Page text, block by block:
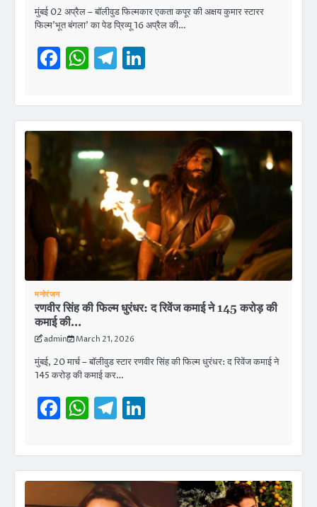
मुंबई 02 अप्रैल – बॉलीवुड फिल्मकार एकता कपूर की अक्षय कुमार स्टारर
फिल्म’भूत बंगला’ का पेड प्रिव्यू 16 अप्रैल की…
Facebook
WhatsApp
Telegram
मनोरंजन
रणवीर सिंह की फिल्म धुरंधर: द रिवेंज कमाई ने 145 करोड़ की
कमाई की…
admin March 21, 2026
मुंबई, 20 मार्च – बॉलीवुड स्टार रणवीर सिंह की फिल्म धुरंधर: द रिवेंज कमाई ने
145 करोड़ की कमाई कर…
Facebook
WhatsApp
Telegram